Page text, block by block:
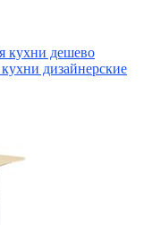
кухни дешево
дизайнерские